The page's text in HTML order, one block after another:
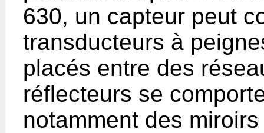
630, un capteur peut
transducteurs à
placés entre des
réflecteurs se
notamment des